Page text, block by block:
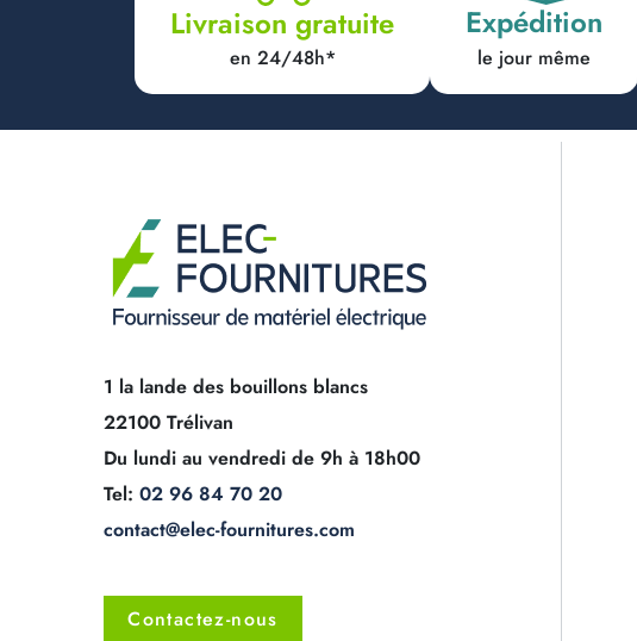
Livraison gratuite
en 24/48h*
Expédition
le jour même
1 la lande des bouillons blancs
22100 Trélivan
Du lundi au vendredi de 9h à 18h00
Tel: 02 96 84 70 20
contact@elec-fournitures.com
Contactez-nous